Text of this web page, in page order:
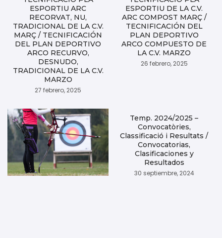
ESPORTIU ARC
RECORVAT, NU,
TRADICIONAL DE LA C.V.
MARÇ / TECNIFICACIÓN
DEL PLAN DEPORTIVO
ARCO RECURVO,
DESNUDO,
TRADICIONAL DE LA C.V.
MARZO
27 febrero, 2025
ESPORTIU DE LA C.V.
ARC COMPOST MARÇ /
TECNIFICACIÓN DEL
PLAN DEPORTIVO
ARCO COMPUESTO DE
LA C.V. MARZO
26 febrero, 2025
Temp. 2024/2025 –
Convocatòries,
Classificació i Resultats /
Convocatorias,
Clasificaciones y
Resultados
30 septiembre, 2024